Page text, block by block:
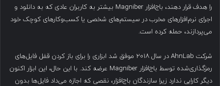
را هدف قرار دهند، باج‌افزار Magniber بیشتر به کاربران عادی که به دانلود و
اجرای نرم‌افزارهای مخرب در سیستم‌های شخصی یا کسب‌وکارهای کوچک خود
می‌پردازند، حمله کرده است.
شرکت AhnLab در سال ۲۰۱۸ موفق شد ابزاری را برای باز کردن قفل فایل‌های
رمزگذاری‌شده توسط باج‌افزار Magniber عرضه کند. با این حال، این ابزار اکنون
دیگر کارایی ندارد زیرا سازندگان باج‌افزار، نقصی که اجازه می‌داد فایل‌ها بدون